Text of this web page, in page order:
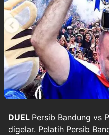
DUEL Persib Bandung vs
digelar. Pelatih Persib